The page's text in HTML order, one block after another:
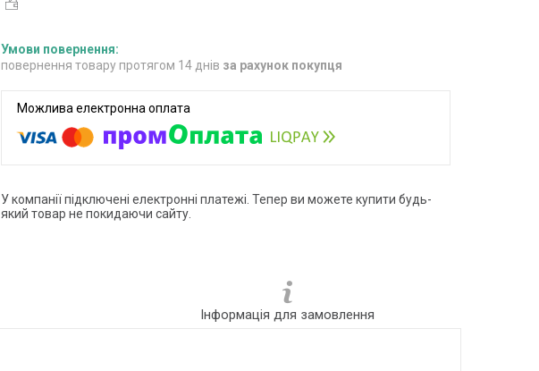
повернення товару протягом 14 днів за рахунок покупця
У компанії підключені електронні платежі. Тепер ви можете купити будь-
який товар не покидаючи сайту.
Інформація для замовлення